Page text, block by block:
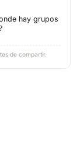
hay grupos
de compartir.